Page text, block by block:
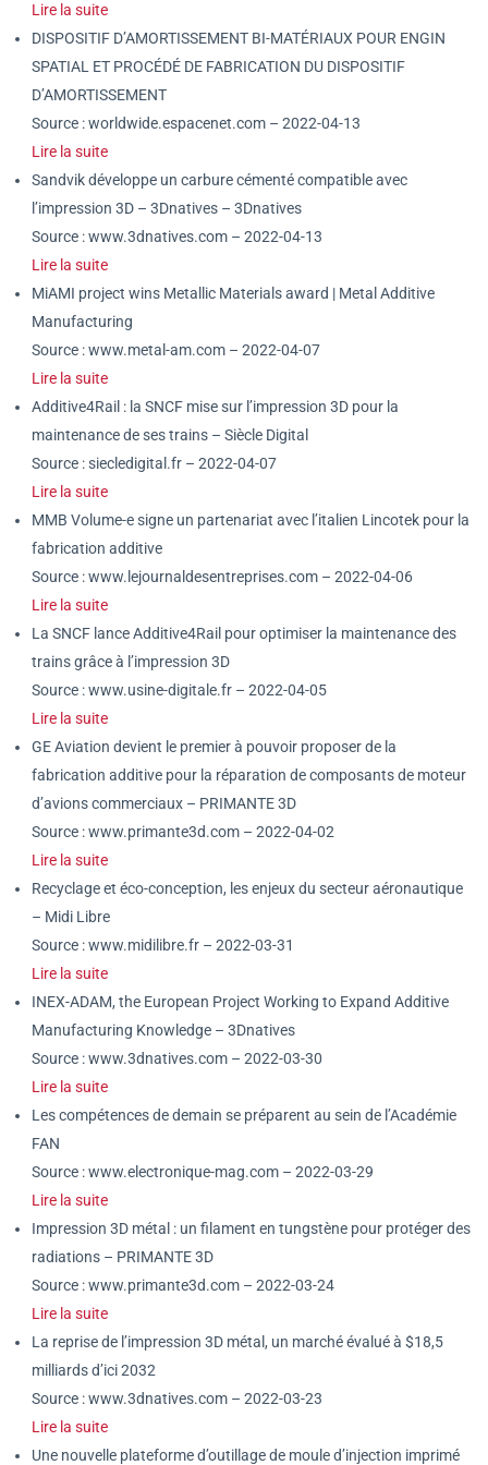
Lire la suite
DISPOSITIF D’AMORTISSEMENT BI-MATÉRIAUX POUR ENGIN
SPATIAL ET PROCÉDÉ DE FABRICATION DU DISPOSITIF
D’AMORTISSEMENT
Source : worldwide.espacenet.com – 2022-04-13
Lire la suite
Sandvik développe un carbure cémenté compatible avec
l’impression 3D – 3Dnatives – 3Dnatives
Source : www.3dnatives.com – 2022-04-13
Lire la suite
MiAMI project wins Metallic Materials award | Metal Additive
Manufacturing
Source : www.metal-am.com – 2022-04-07
Lire la suite
Additive4Rail : la SNCF mise sur l’impression 3D pour la
maintenance de ses trains – Siècle Digital
Source : siecledigital.fr – 2022-04-07
Lire la suite
MMB Volume-e signe un partenariat avec l’italien Lincotek pour la
fabrication additive
Source : www.lejournaldesentreprises.com – 2022-04-06
Lire la suite
La SNCF lance Additive4Rail pour optimiser la maintenance des
trains grâce à l’impression 3D
Source : www.usine-digitale.fr – 2022-04-05
Lire la suite
GE Aviation devient le premier à pouvoir proposer de la
fabrication additive pour la réparation de composants de moteur
d’avions commerciaux – PRIMANTE 3D
Source : www.primante3d.com – 2022-04-02
Lire la suite
Recyclage et éco-conception, les enjeux du secteur aéronautique
– Midi Libre
Source : www.midilibre.fr – 2022-03-31
Lire la suite
INEX-ADAM, the European Project Working to Expand Additive
Manufacturing Knowledge – 3Dnatives
Source : www.3dnatives.com – 2022-03-30
Lire la suite
Les compétences de demain se préparent au sein de l’Académie
FAN
Source : www.electronique-mag.com – 2022-03-29
Lire la suite
Impression 3D métal : un filament en tungstène pour protéger des
radiations – PRIMANTE 3D
Source : www.primante3d.com – 2022-03-24
Lire la suite
La reprise de l’impression 3D métal, un marché évalué à $18,5
milliards d’ici 2032
Source : www.3dnatives.com – 2022-03-23
Lire la suite
Une nouvelle plateforme d’outillage de moule d’injection imprimé